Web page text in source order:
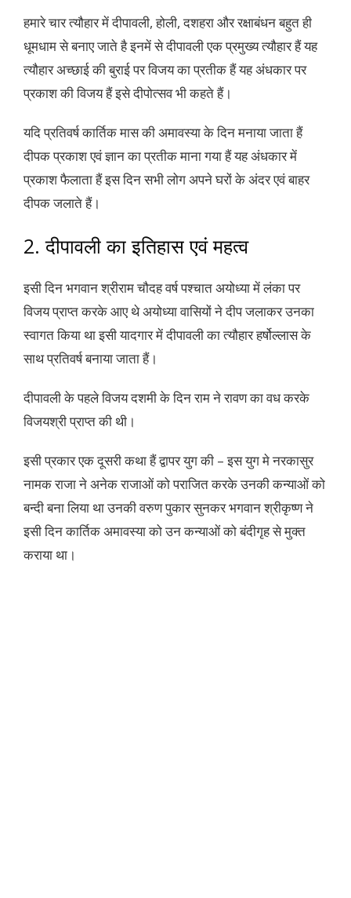
हमारे चार त्यौहार में दीपावली, होली, दशहरा और रक्षाबंधन बहुत ही
धूमधाम से बनाए जाते है इनमें से दीपावली एक प्रमुख्य त्यौहार हैं यह
त्यौहार अच्छाई की बुराई पर विजय का प्रतीक हैं यह अंधकार पर
प्रकाश की विजय हैं इसे दीपोत्सव भी कहते हैं।
यदि प्रतिवर्ष कार्तिक मास की अमावस्या के दिन मनाया जाता हैं
दीपक प्रकाश एवं ज्ञान का प्रतीक माना गया हैं यह अंधकार में
प्रकाश फैलाता हैं इस दिन सभी लोग अपने घरों के अंदर एवं बाहर
दीपक जलाते हैं।
2. दीपावली का इतिहास एवं महत्व
इसी दिन भगवान श्रीराम चौदह वर्ष पश्चात अयोध्या में लंका पर
विजय प्राप्त करके आए थे अयोध्या वासियों ने दीप जलाकर उनका
स्वागत किया था इसी यादगार में दीपावली का त्यौहार हर्षोल्लास के
साथ प्रतिवर्ष बनाया जाता हैं।
दीपावली के पहले विजय दशमी के दिन राम ने रावण का वध करके
विजयश्री प्राप्त की थी।
इसी प्रकार एक दूसरी कथा हैं द्वापर युग की – इस युग मे नरकासुर
नामक राजा ने अनेक राजाओं को पराजित करके उनकी कन्याओं को
बन्दी बना लिया था उनकी वरुण पुकार सुनकर भगवान श्रीकृष्ण ने
इसी दिन कार्तिक अमावस्या को उन कन्याओं को बंदीगृह से मुक्त
कराया था।